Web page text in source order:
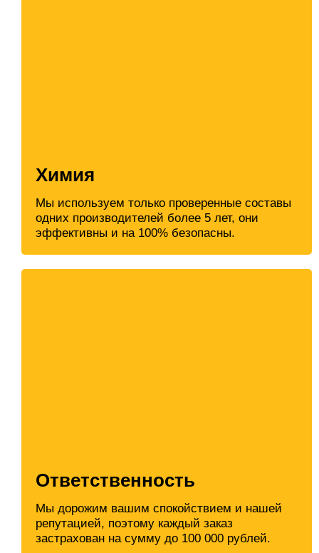
Химия
Мы используем только проверенные составы
одних производителей более 5 лет, они
эффективны и на 100% безопасны.
Ответственность
Мы дорожим вашим спокойствием и нашей
репутацией, поэтому каждый заказ
застрахован на сумму до 100 000 рублей.